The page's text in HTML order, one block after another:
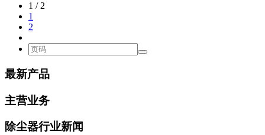
1 / 2
1
2
最新产品
主营业务
除尘器行业新闻